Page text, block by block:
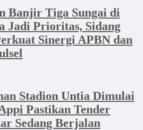
Banjir Tiga Sungai di
Jadi Prioritas, Sidang
Sinergi APBN dan
Stadion Untia Dimulai
Pastikan Tender
Sedang Berjalan